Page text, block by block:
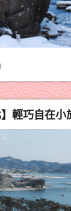
】輕巧自在